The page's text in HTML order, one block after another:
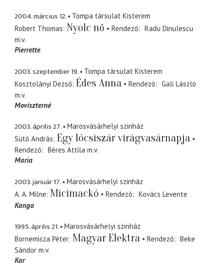
2004. március 12.
Tompa társulat Kisterem
Robert Thomas Nyolc nő Rendező
Radu Dinulescu
m.v.
Pierrette
2003. szeptember 19.
Tompa társulat Kisterem
Kosztolányi Dezső Édes Anna Rendező
Gali László
m.v.
Moviszterné
2003. április 27.
Marosvásárhelyi szinház
Sütő András Egy lócsiszár virágvasárnapja
Rendező Béres Attila m.v.
Maria
2003. január 17.
Marosvásárhelyi szinház
A. A. Milne Micimackó Rendező
Kovács Levente
Kanga
1995. április 21.
Marosvásárhelyi szinház
Bornemisza Péter Magyar Elektra Rendező
Beke
Sándor m.v.
Kar